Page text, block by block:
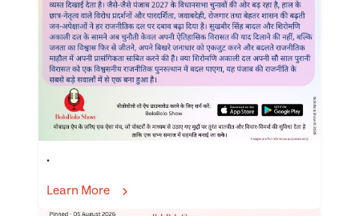
.
Learn More